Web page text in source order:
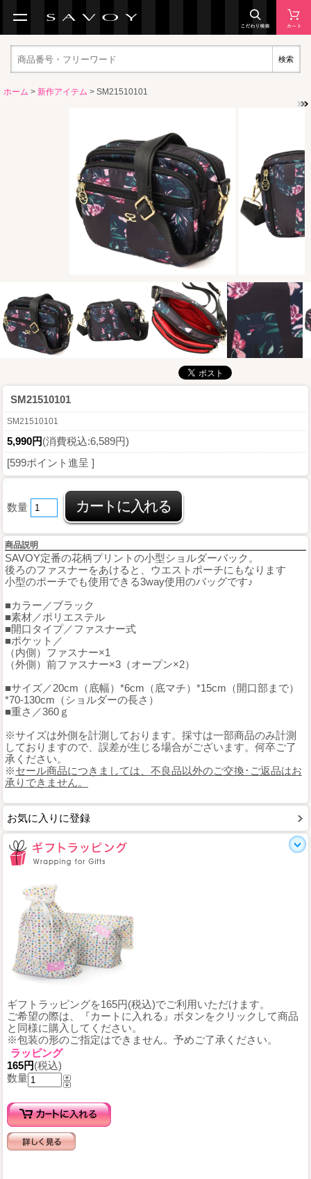
検索
ホーム > 新作アイテム > SM21510101
SM21510101
SM21510101
5,990円(消費税込:6,589円)
[599ポイント進呈 ]
数量
商品説明
SAVOY定番の花柄プリントの小型ショルダーバック。
後ろのファスナーをあけると、ウエストポーチにもなります
小型のポーチでも使用できる3way使用のバッグです♪
■カラー／ブラック
■素材／ポリエステル
■開口タイプ／ファスナー式
■ポケット／
（内側）ファスナー×1
（外側）前ファスナー×3（オープン×2）
■サイズ／20cm（底幅）*6cm（底マチ）*15cm（開口部まで）
*70-130cm（ショルダーの長さ）
■重さ／360ｇ
※サイズは外側を計測しております。採寸は一部商品のみ計測
しておりますので、誤差が生じる場合がございます。何卒ご了
承ください。
※セール商品につきましては、不良品以外のご交換･ご返品はお
承りできません。
お気に入りに登録
ギフトラッピングを165円(税込)でご利用いただけます。
ご希望の際は、『カートに入れる』ボタンをクリックして商品
と同様に購入してください。
※包装の形のご指定はできません。予めご了承ください。
ラッピング
165円(税込)
数量